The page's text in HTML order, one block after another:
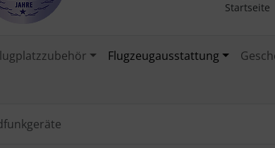
Startseite
Flugzeugausstattung